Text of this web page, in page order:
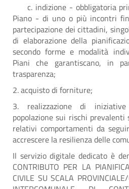
c. indizione - obbligatoria
Piano - di uno o più incontri
partecipazione dei cittadini,
di elaborazione della
secondo forme e modalità
Piani che garantiscano, in
trasparenza;
2. acquisto di forniture;
3. realizzazione di
popolazione sui rischi
relativi comportamenti da
accrescere la resilienza delle
Il servizio digitale dedicato è
CONTRIBUTO PER LA
CIVILE SU SCALA